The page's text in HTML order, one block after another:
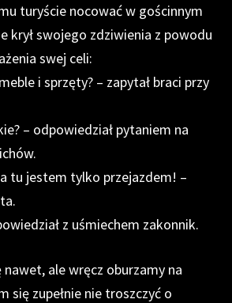
turyście nocować w gościnnym
krył swojego zdziwienia z powodu
swej celi:
i sprzęty? – zapytał braci przy
– odpowiedział pytaniem na
tu jestem tylko przejazdem! –
z uśmiechem zakonnik.
ale wręcz oburzamy na
się zupełnie nie troszczyć o